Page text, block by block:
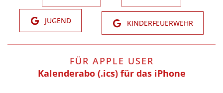
JUGEND KINDERFEUERWEHR
FÜR APPLE USER
Kalenderabo (.ics) für das iPhone